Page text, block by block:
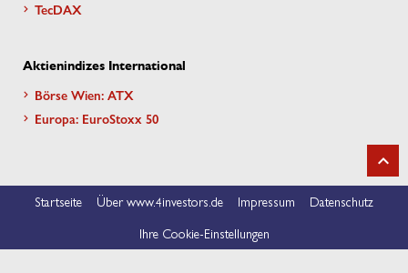
TecDAX
Aktienindizes International
Börse Wien: ATX
Europa: EuroStoxx 50
Startseite Über www.4investors.de Impressum
Datenschutz
Ihre Cookie-Einstellungen